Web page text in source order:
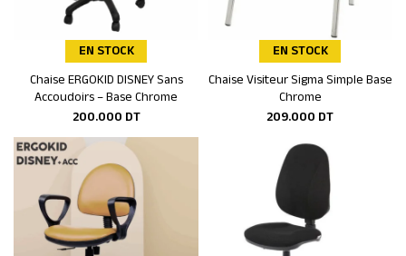
EN STOCK
Ajouter au panier
Chaise ERGOKID DISNEY Sans
Accoudoirs – Base Chrome
200.000 DT
EN STOCK
Ajouter au panier
Chaise Visiteur Sigma Simple Base
Chrome
209.000 DT